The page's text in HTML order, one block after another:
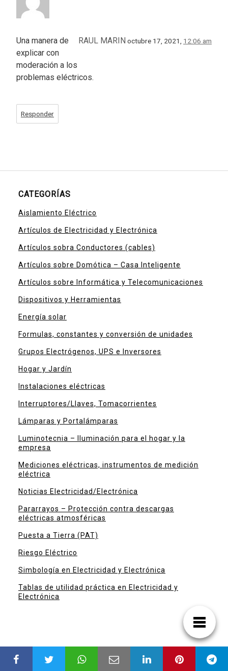
RAUL MARIN octubre 17, 2021, 12:06 am
Una manera de
explicar con
moderación a los
problemas eléctricos.
Responder
CATEGORÍAS
Aislamiento Eléctrico
Artículos de Electricidad y Electrónica
Artículos sobra Conductores (cables)
Artículos sobre Domótica – Casa Inteligente
Artículos sobre Informática y Telecomunicaciones
Dispositivos y Herramientas
Energía solar
Formulas, constantes y conversión de unidades
Grupos Electrógenos, UPS e Inversores
Hogar y Jardín
Instalaciones eléctricas
Interruptores/Llaves, Tomacorrientes
Lámparas y Portalámparas
Luminotecnia – Iluminación para el hogar y la
empresa
Mediciones eléctricas, instrumentos de medición
eléctrica
Noticias Electricidad/Electrónica
Pararrayos – Protección contra descargas
eléctricas atmosféricas
Puesta a Tierra (PAT)
Riesgo Eléctrico
Simbología en Electricidad y Electrónica
Tablas de utilidad práctica en Electricidad y
Electrónica
PÁGINAS